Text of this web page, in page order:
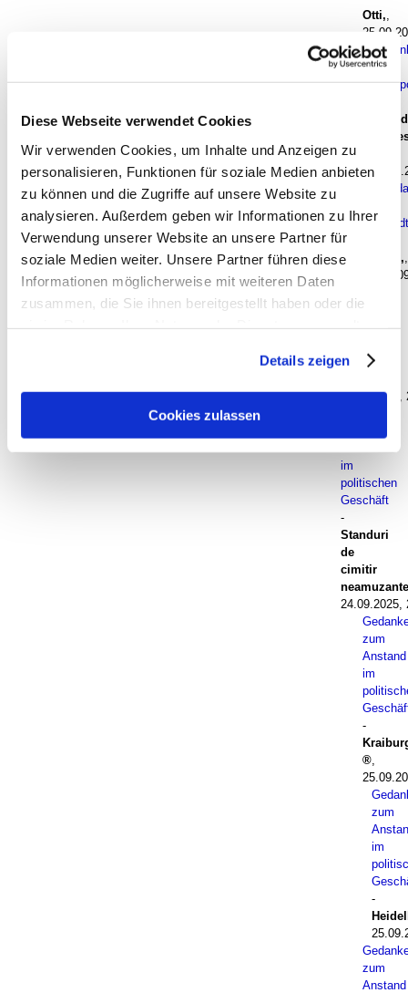
Diese Webseite verwendet Cookies
Wir verwenden Cookies, um Inhalte und Anzeigen zu
personalisieren, Funktionen für soziale Medien anbieten
zu können und die Zugriffe auf unsere Website zu
analysieren. Außerdem geben wir Informationen zu Ihrer
Verwendung unserer Website an unsere Partner für
soziale Medien weiter. Unsere Partner führen diese
Informationen möglicherweise mit weiteren Daten
zusammen, die Sie ihnen bereitgestellt haben oder die
Sie unsere Webseite weiterhin nutzen.
Details zeigen
Cookies zulassen
Otti,
zur
United
Otti,
zur
Kapazität
domlöwe
24.09.2025,
im
politischen
Geschäft
-
Standuri
de
cimitir
neamuzante
24.09.2025,
zum
Anstand
im
-
zum
im
-
zum
Anstand